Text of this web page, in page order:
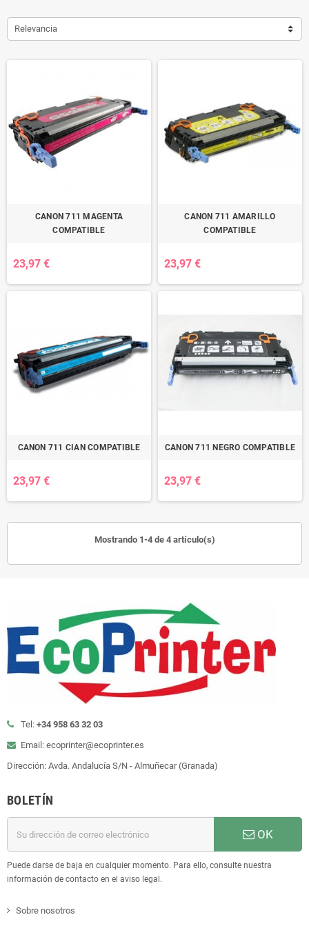
Relevancia
CANON 711 MAGENTA
COMPATIBLE
23,97 €
CANON 711 AMARILLO
COMPATIBLE
23,97 €
CANON 711 CIAN COMPATIBLE
23,97 €
CANON 711 NEGRO COMPATIBLE
23,97 €
Mostrando 1-4 de 4 artículo(s)
Tel: +34 958 63 32 03
Email: ecoprinter@ecoprinter.es
Dirección: Avda. Andalucía S/N - Almuñecar (Granada)
BOLETÍN
OK
Puede darse de baja en cualquier momento. Para ello, consulte nuestra
información de contacto en el aviso legal.
Sobre nosotros